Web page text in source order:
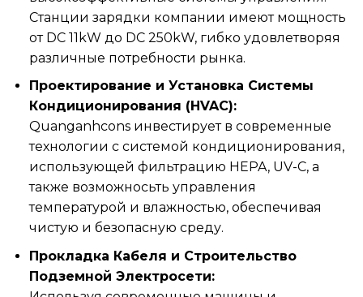
Станции зарядки компании имеют мощность
от DC 11kW до DC 250kW, гибко удовлетворяя
различные потребности рынка.
Проектирование и Установка Системы
Кондиционирования (HVAC):
Quanganhcons инвестирует в современные
технологии с системой кондиционирования,
использующей фильтрацию HEPA, UV-C, а
также возможносьть управления
температурой и влажностью, обеспечивая
чистую и безопасную среду.
Прокладка Кабеля и Строительство
Подземной Электросети: